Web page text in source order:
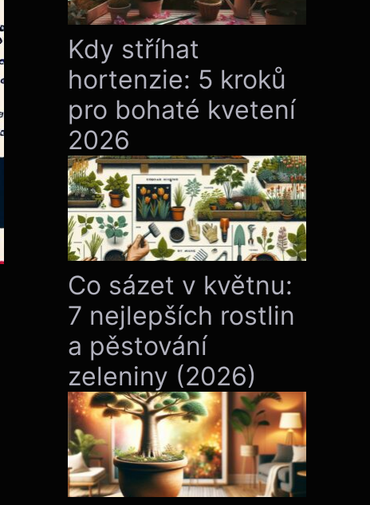
Kdy stříhat
hortenzie: 5 kroků
pro bohaté kvetení
2026
Co sázet v květnu:
7 nejlepších rostlin
a pěstování
zeleniny (2026)